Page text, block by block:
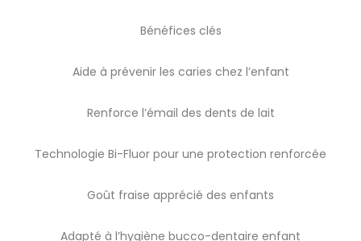
Bénéfices clés
Aide à prévenir les caries chez l’enfant
Renforce l’émail des dents de lait
Technologie Bi-Fluor pour une protection renforcée
Goût fraise apprécié des enfants
Adapté à l’hygiène bucco-dentaire enfant